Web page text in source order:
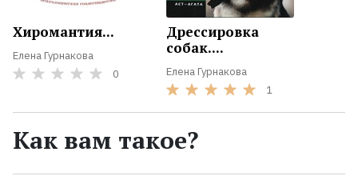
Хиромантия...
Елена Гурнакова
0
Дрессировка
собак....
Елена Гурнакова
1
Как вам такое?